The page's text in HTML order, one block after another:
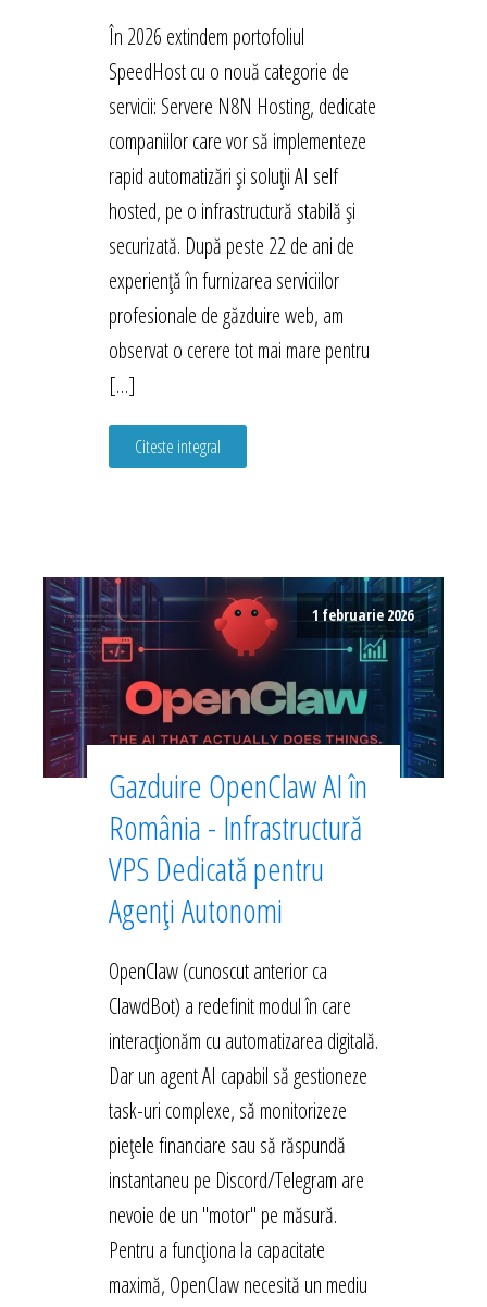
În 2026 extindem portofoliul
SpeedHost cu o nouă categorie de
servicii: Servere N8N Hosting, dedicate
companiilor care vor să implementeze
rapid automatizări și soluții AI self
hosted, pe o infrastructură stabilă și
securizată. După peste 22 de ani de
experiență în furnizarea serviciilor
profesionale de găzduire web, am
observat o cerere tot mai mare pentru
[…]
Citeste integral
1 februarie 2026
Gazduire OpenClaw AI în
România - Infrastructură
VPS Dedicată pentru
Agenți Autonomi
OpenClaw (cunoscut anterior ca
ClawdBot) a redefinit modul în care
interacționăm cu automatizarea digitală.
Dar un agent AI capabil să gestioneze
task-uri complexe, să monitorizeze
piețele financiare sau să răspundă
instantaneu pe Discord/Telegram are
nevoie de un "motor" pe măsură.
Pentru a funcționa la capacitate
maximă, OpenClaw necesită un mediu